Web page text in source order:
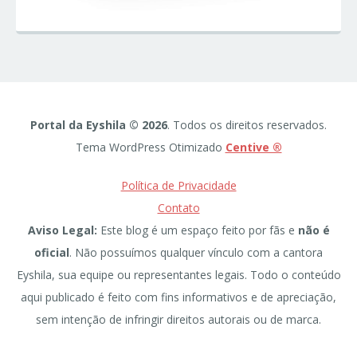
Portal da Eyshila © 2026. Todos os direitos reservados.
Tema WordPress Otimizado Centive ®
Política de Privacidade
Contato
Aviso Legal: Este blog é um espaço feito por fãs e não é
oficial. Não possuímos qualquer vínculo com a cantora
Eyshila, sua equipe ou representantes legais. Todo o conteúdo
aqui publicado é feito com fins informativos e de apreciação,
sem intenção de infringir direitos autorais ou de marca.